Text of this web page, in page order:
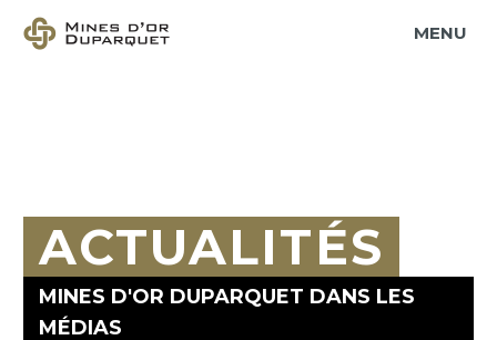
PRIMARY MENU
ACTUALITÉS
MINES D'OR DUPARQUET DANS LES
MÉDIAS